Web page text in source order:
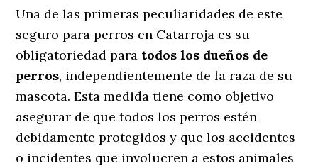
Una de las primeras peculiaridades de este
seguro para perros en Catarroja es su
obligatoriedad para todos los dueños de
perros, independientemente de la raza de su
mascota. Esta medida tiene como objetivo
asegurar de que todos los perros estén
debidamente protegidos y que los accidentes
o incidentes que involucren a estos animales